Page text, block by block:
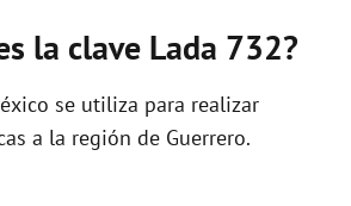
la clave Lada 732?
se utiliza para realizar
a la región de Guerrero.